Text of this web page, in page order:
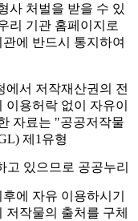
사 처벌을 받을 수 있
리 기관 홈페이지로
에 반드시 통지하여
에서 저작재산권의 전
용허락 없이 자유이
자료는 "공공저작물
제1유형
고 있으므로 공공누리
에 자유 이용하시기
작물의 출처를 구체